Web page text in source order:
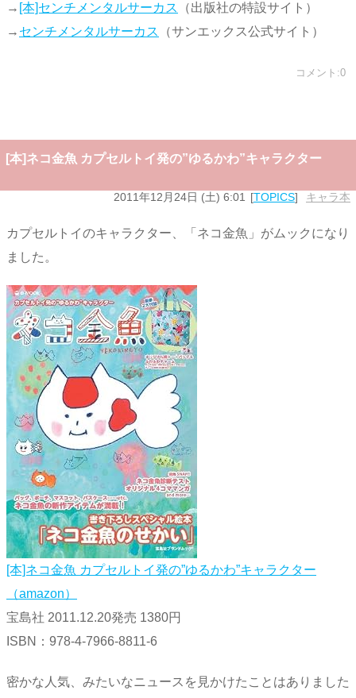
→ [本]センチメンタルサーカス
（出版社の特設サイト）
→ センチメンタルサーカス （サンエックス公式サイト）
コメント:0
[本]ネコ金魚 カプセルトイ発の”ゆるかわ”キャラクター
2011年12月24日 (土) 6:01 TOPICS キャラ本
カプセルトイのキャラクター、「ネコ金魚」がムックになり
ました。
[本]ネコ金魚 カプセルトイ発の”ゆるかわ”キャラクター
（amazon）
宝島社 2011.12.20発売 1380円
ISBN：978-4-7966-8811-6
密かな人気、みたいなニュースを見かけたことはありました